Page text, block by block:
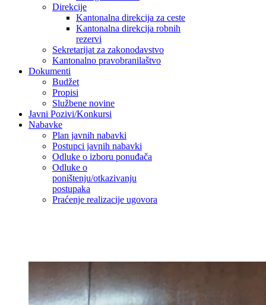
Direkcije
Kantonalna direkcija za ceste
Kantonalna direkcija robnih
rezervi
Sekretarijat za zakonodavstvo
Kantonalno pravobranilaštvo
Dokumenti
Budžet
Propisi
Službene novine
Javni Pozivi/Konkursi
Nabavke
Plan javnih nabavki
Postupci javnih nabavki
Odluke o izboru ponuđača
Odluke o
poništenju/otkazivanju
postupaka
Praćenje realizacije ugovora